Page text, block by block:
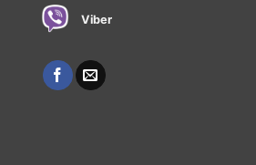
Viber